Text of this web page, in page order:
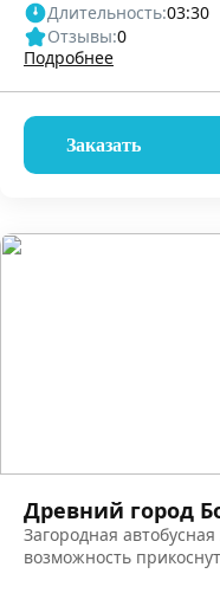
Длительность:03:30
Отзывы:0
Подробнее
Заказать
Древний город
Загородная
возможность